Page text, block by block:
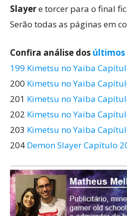
Slayere torcer para o final
Serão todas as páginas em
Confira análise dos últimos
199 Kimetsu no Yaiba
200 Kimetsu no Yaiba
201 Kimetsu no Yaiba
202 Kimetsu no Yaiba
203 Kimetsu no Yaiba
204 Demon Slayer Capítulo